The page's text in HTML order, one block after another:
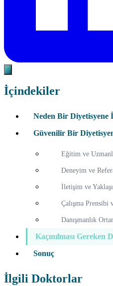
İçindekiler
Neden Bir Diyetisyene
Güvenilir Bir
Eğitim ve
Deneyim ve
İletişim ve
Çalışma Prensibi
Danışmanlık
Kaçınılması Gereken
Sonuç
İlgili Doktorlar